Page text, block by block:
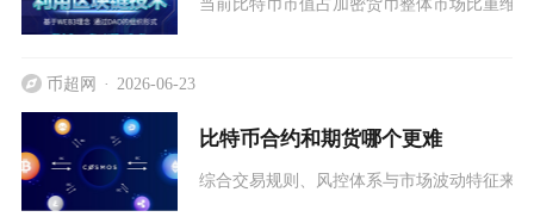
当前比特币市值占加密货币整体市场比重维
币超网 2026-06-23
比特币合约和期货哪个更难
综合交易规则、风控体系与市场波动特征来